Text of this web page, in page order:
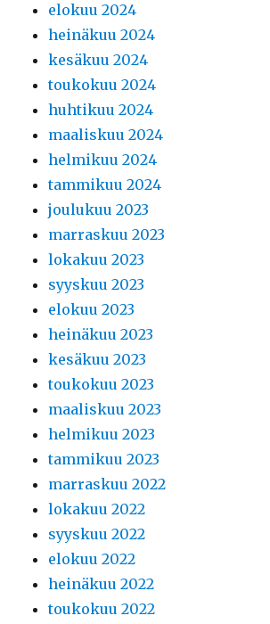
elokuu 2024
heinäkuu 2024
kesäkuu 2024
toukokuu 2024
huhtikuu 2024
maaliskuu 2024
helmikuu 2024
tammikuu 2024
joulukuu 2023
marraskuu 2023
lokakuu 2023
syyskuu 2023
elokuu 2023
heinäkuu 2023
kesäkuu 2023
toukokuu 2023
maaliskuu 2023
helmikuu 2023
tammikuu 2023
marraskuu 2022
lokakuu 2022
syyskuu 2022
elokuu 2022
heinäkuu 2022
toukokuu 2022